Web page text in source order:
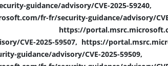
guidance/advisory/CVE-2025-
fr-fr/security-guidance/advisory/
portal.msrc.microsoft.com/fr-fr/
CVE-2025-59507, https://
advisory/CVE-2025-59509,